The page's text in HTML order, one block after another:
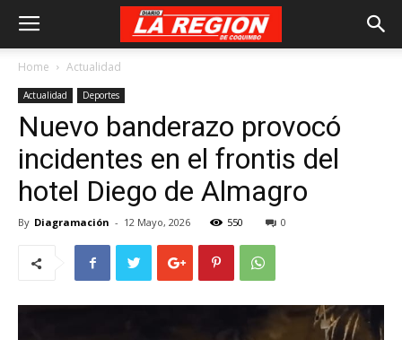
Home Actualidad
Actualidad Deportes
Nuevo banderazo provocó
incidentes en el frontis del
hotel Diego de Almagro
By Diagramación - 12 Mayo, 2026 550 0